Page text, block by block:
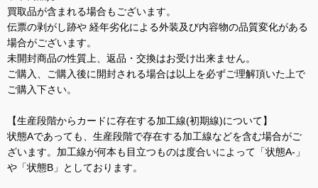
買取品が含まれる場合もございます。
伝票の剥がし跡や 経年劣化による外装及び内容物の品質変化がある
場合がございます。
未開封商品の性質上、返品・交換はお受け出来ません。
ご購入、ご購入後に開封される場合は以上を必ずご理解頂いた上で
ご購入下さい。
【生産段階からカードに存在する加工線(初期線)について】
状態Aであっても、生産段階で存在する加工線などを含む場合がご
ざいます。加工線が何本も目立つものは度合いによって「状態A-」
や「状態B」としております。